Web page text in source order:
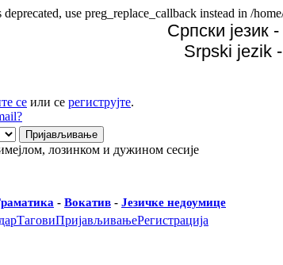
use preg_replace_callback instead in /
Српски језик
Srpski jezik
се или се региструјте.
лозинком и дужином сесије
- Вокатив - Језичке недоумице
ТаговиПријављивањеРегистрација